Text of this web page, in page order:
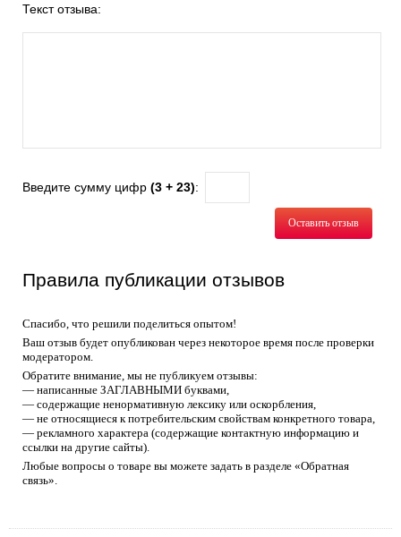
Текст отзыва:
Введите сумму цифр (3 + 23):
Оставить отзыв
Правила публикации отзывов
Спасибо, что решили поделиться опытом!
Ваш отзыв будет опубликован через некоторое время после проверки
модератором.
Обратите внимание, мы не публикуем отзывы:
— написанные ЗАГЛАВНЫМИ буквами,
— содержащие ненормативную лексику или оскорбления,
— не относящиеся к потребительским свойствам конкретного товара,
— рекламного характера (содержащие контактную информацию и
ссылки на другие сайты).
Любые вопросы о товаре вы можете задать в разделе «Обратная
связь».